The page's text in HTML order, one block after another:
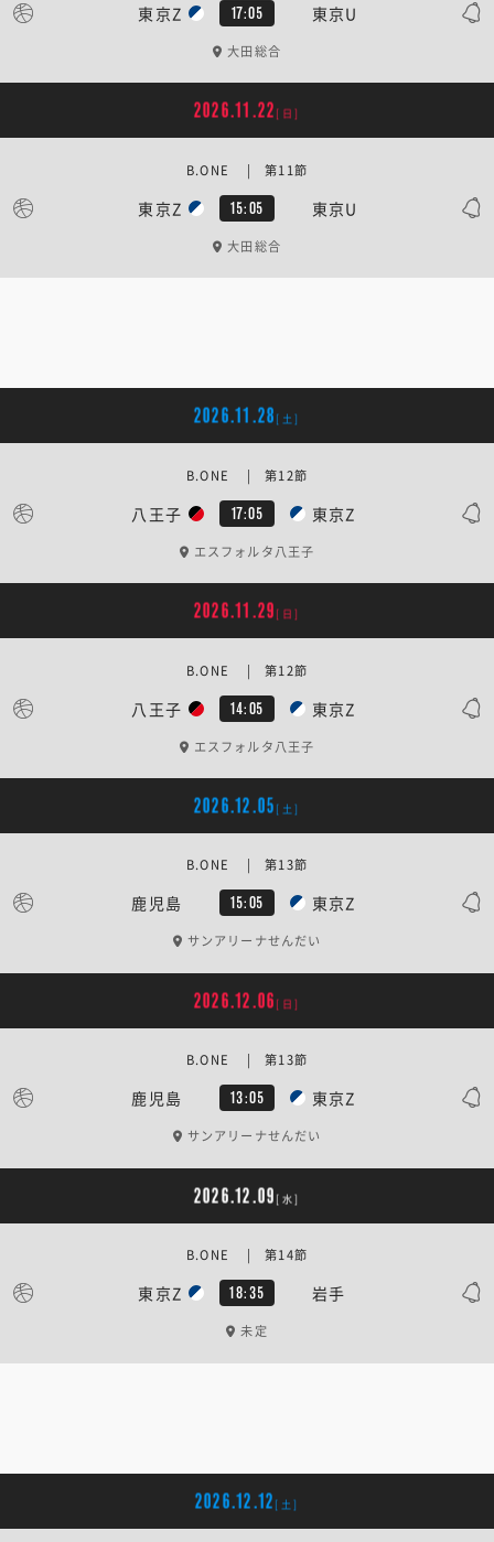
東京Z 17:05 東京U
大田総合
2026.11.22 [日]
東京Z 15:05 東京U
B.ONE | 第11節
大田総合
2026.11.28 [土]
八王子 17:05 東京Z
B.ONE | 第12節
エスフォルタ八王子
2026.11.29 [日]
八王子 14:05 東京Z
B.ONE | 第12節
エスフォルタ八王子
2026.12.05 [土]
鹿児島 15:05 東京Z
B.ONE | 第13節
サンアリーナせんだい
2026.12.06 [日]
鹿児島 13:05 東京Z
B.ONE | 第13節
サンアリーナせんだい
2026.12.09 [水]
東京Z 18:35 岩手
B.ONE | 第14節
未定
2026.12.12 [土]